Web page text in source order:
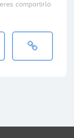
compartirlo